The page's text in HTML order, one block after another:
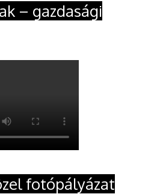
– gazdasági
fotópályázat